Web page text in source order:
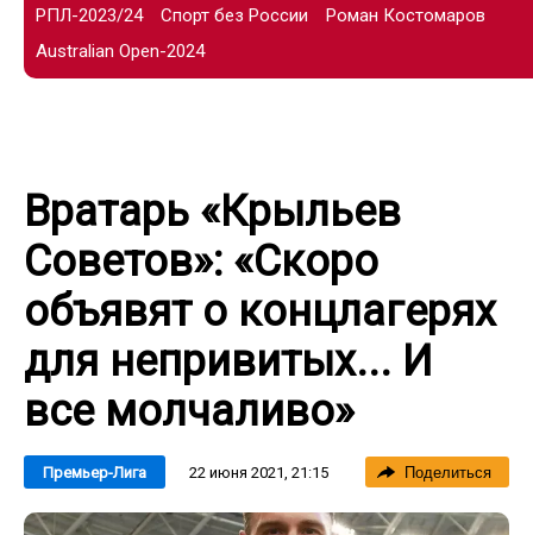
РПЛ-2023/24
Спорт без России
Роман Костомаров
Australian Open-2024
Вратарь «Крыльев
Советов»: «Скоро
объявят о концлагерях
для непривитых... И
все молчаливо»
Премьер-Лига 22 июня 2021, 21:15 Поделиться